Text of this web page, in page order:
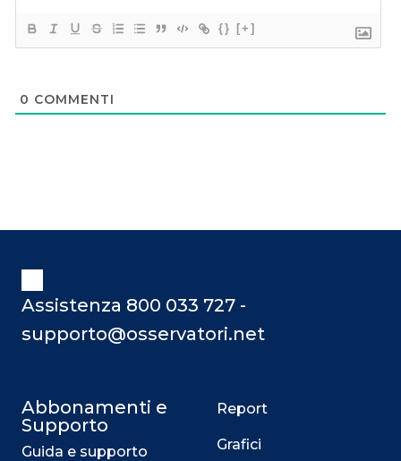
{} [+]
0 COMMENTI
Assistenza 800 033 727 -
supporto@osservatori.net
Abbonamenti e
Supporto
Guida e supporto
Report
Grafici